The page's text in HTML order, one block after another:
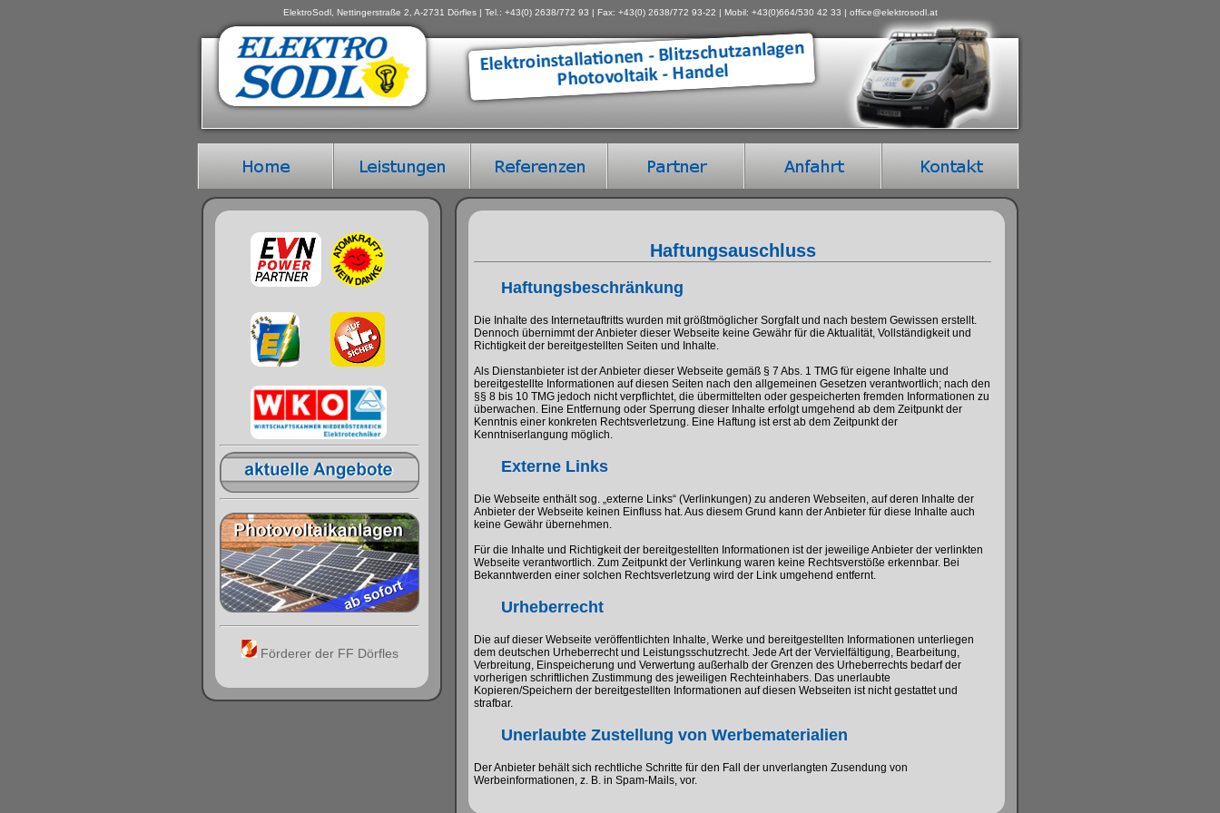
ElektroSodl, Nettingerstraße 2, A-2731 Dörfles | Tel.: +43(0) 2638/772 93 | Fax: +43(0) 2638/772 93-22 | Mobil: +43(0)664/530 42 33 | office@elektrosodl.at
Förderer der FF Dörfles
Haftungsauschluss
Haftungsbeschränkung
Die Inhalte des Internetauftritts wurden mit größtmöglicher Sorgfalt und nach bestem Gewissen erstellt.
Dennoch übernimmt der Anbieter dieser Webseite keine Gewähr für die Aktualität, Vollständigkeit und
Richtigkeit der bereitgestellten Seiten und Inhalte.
Als Dienstanbieter ist der Anbieter dieser Webseite gemäß § 7 Abs. 1 TMG für eigene Inhalte und
bereitgestellte Informationen auf diesen Seiten nach den allgemeinen Gesetzen verantwortlich; nach den
§§ 8 bis 10 TMG jedoch nicht verpflichtet, die übermittelten oder gespeicherten fremden Informationen zu
überwachen. Eine Entfernung oder Sperrung dieser Inhalte erfolgt umgehend ab dem Zeitpunkt der
Kenntnis einer konkreten Rechtsverletzung. Eine Haftung ist erst ab dem Zeitpunkt der
Kenntniserlangung möglich.
Externe Links
Die Webseite enthält sog. „externe Links“ (Verlinkungen) zu anderen Webseiten, auf deren Inhalte der
Anbieter der Webseite keinen Einfluss hat. Aus diesem Grund kann der Anbieter für diese Inhalte auch
keine Gewähr übernehmen.
Für die Inhalte und Richtigkeit der bereitgestellten Informationen ist der jeweilige Anbieter der verlinkten
Webseite verantwortlich. Zum Zeitpunkt der Verlinkung waren keine Rechtsverstöße erkennbar. Bei
Bekanntwerden einer solchen Rechtsverletzung wird der Link umgehend entfernt.
Urheberrecht
Die auf dieser Webseite veröffentlichten Inhalte, Werke und bereitgestellten Informationen unterliegen
dem deutschen Urheberrecht und Leistungsschutzrecht. Jede Art der Vervielfältigung, Bearbeitung,
Verbreitung, Einspeicherung und Verwertung außerhalb der Grenzen des Urheberrechts bedarf der
vorherigen schriftlichen Zustimmung des jeweiligen Rechteinhabers. Das unerlaubte
Kopieren/Speichern der bereitgestellten Informationen auf diesen Webseiten ist nicht gestattet und
strafbar.
Unerlaubte Zustellung von Werbematerialien
Der Anbieter behält sich rechtliche Schritte für den Fall der unverlangten Zusendung von
Werbeinformationen, z. B. in Spam-Mails, vor.